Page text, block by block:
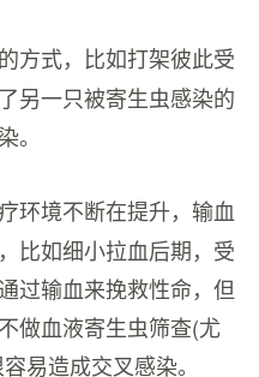
方式，比如打架彼此受
另一只被寄生虫感染的
。
环境不断在提升，输血
比如细小拉血后期，受
过输血来挽救性命，但
做血液寄生虫筛查(尤
易造成交叉感染。